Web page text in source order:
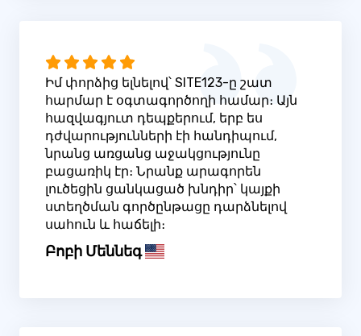
Իմ փորձից ելնելով՝ SITE123-ը շատ
հարմար է օգտագործողի համար։ Այն
հազվագյուտ դեպքերում, երբ ես
դժվարությունների էի հանդիպում,
նրանց առցանց աջակցությունը
բացառիկ էր։ Նրանք արագորեն
լուծեցին ցանկացած խնդիր՝ կայքի
ստեղծման գործընթացը դարձնելով
սահուն և հաճելի։
Բոբի Մեննեգ